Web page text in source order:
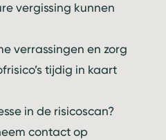
vergissing kunnen
verrassingen en zorg
tijdig in kaart
in de risicoscan?
contact op